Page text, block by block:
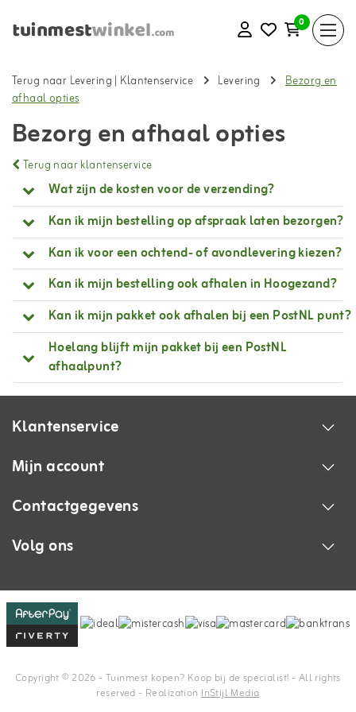
0
Terug naar Levering | Klantenservice Levering
Bezorg en
afhaal opties
Bezorg en afhaal opties
Terug naar klantenservice
Wat zijn de kosten voor de verzending?
Kan ik mijn bestelling op afspraak laten bezorgen?
Kan ik voor een ochtend- of avondlevering kiezen?
Kan ik mijn bestelling ook afhalen in Hoogezand?
Kan ik mijn pakket ook afhalen bij een PostNL punt?
Hoelang blijft mijn pakket bij een PostNL
afhaalpunt?
Klantenservice
Mijn account
Contactgegevens
Volg ons
Copyright © 2026 - Tuinmest kopen? Koop bij de specialist! - All rights
reserved - RealizationInStijl Media